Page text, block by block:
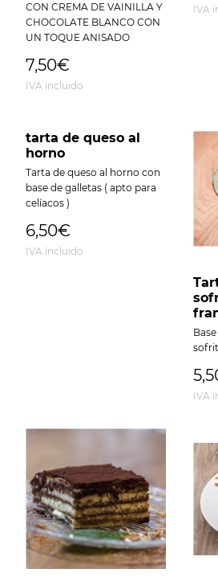
CON CREMA DE VAINILLA Y
CHOCOLATE BLANCO CON
UN TOQUE ANISADO
7,50€
IVA incluido
IVA
tarta de queso al
horno
Tarta de queso al horno con
base de galletas ( apto para
celíacos )
6,50€
IVA incluido
IVA